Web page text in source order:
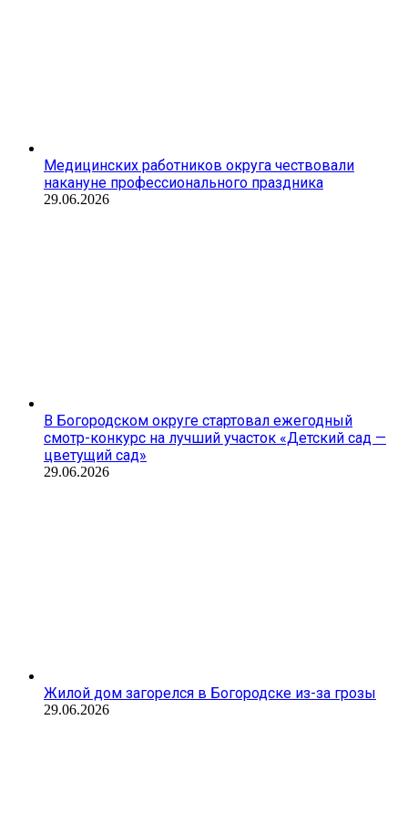
Медицинских работников округа чествовали
накануне профессионального праздника
29.06.2026
В Богородском округе стартовал ежегодный
смотр-конкурс на лучший участок «Детский сад —
цветущий сад»
29.06.2026
Жилой дом загорелся в Богородске из-за грозы
29.06.2026